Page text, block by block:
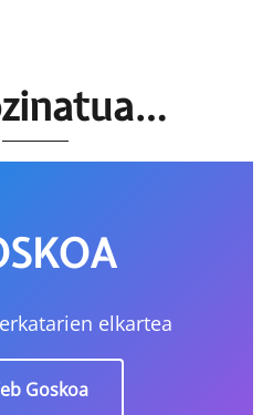
elkartea
Goskoa